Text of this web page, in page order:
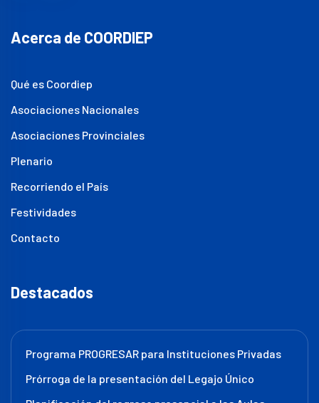
Acerca de COORDIEP
Qué es Coordiep
Asociaciones Nacionales
Asociaciones Provinciales
Plenario
Recorriendo el País
Festividades
Contacto
Destacados
Programa PROGRESAR para Instituciones Privadas
Prórroga de la presentación del Legajo Único